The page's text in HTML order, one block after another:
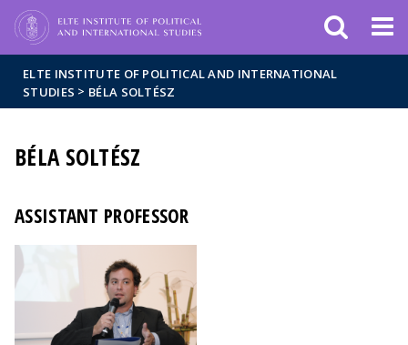
Hírek
Események
ELTE a
sajtóban
ELTE INSTITUTE OF POLITICAL AND INTERNATIONAL
STUDIES > BÉLA SOLTÉSZ
BÉLA SOLTÉSZ
ASSISTANT PROFESSOR